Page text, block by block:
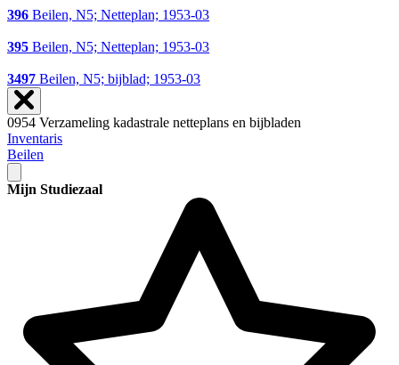
396 Beilen, N5; Netteplan; 1953-03
395 Beilen, N5; Netteplan; 1953-03
3497 Beilen, N5; bijblad; 1953-03
0954 Verzameling kadastrale netteplans en bijbladen
Inventaris
Beilen
Mijn Studiezaal